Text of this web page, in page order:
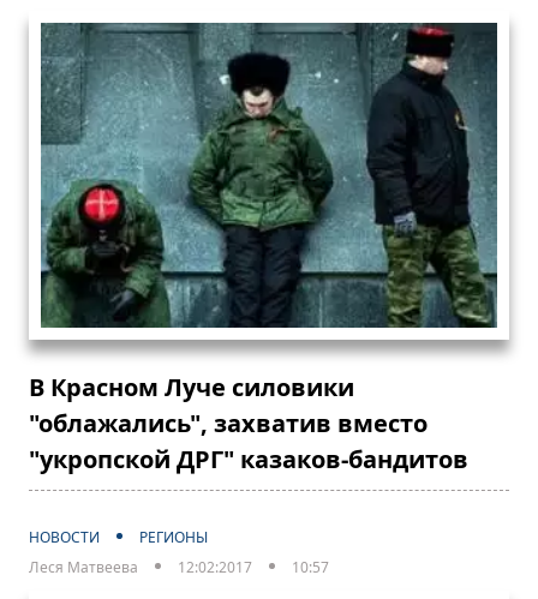
В Красном Луче силовики
"облажались", захватив вместо
"укропской ДРГ" казаков-бандитов
НОВОСТИ
РЕГИОНЫ
Леся Матвеева
12:02:2017 10:57